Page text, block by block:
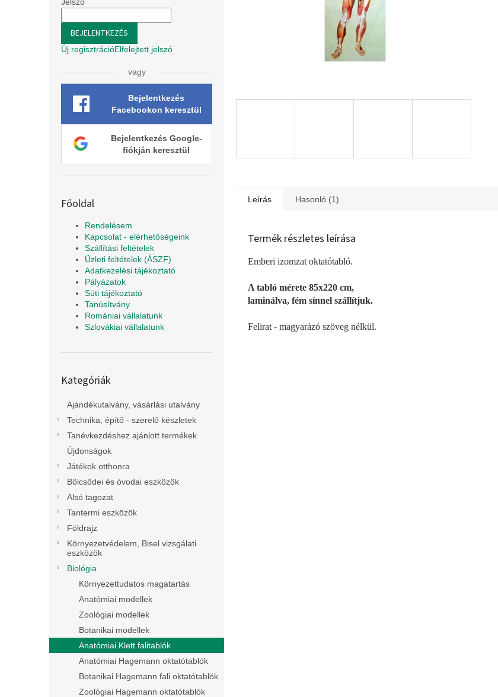
BEJELENTKEZÉS
Új regisztrációElfelejtett jelszó
vagy
Bejelentkezés
Facebookon keresztül
Bejelentkezés Google-
fiókján keresztül
Főoldal
Rendelésem
Kapcsolat - elérhetőségeink
Szállítási feltételek
Üzleti feltételek (ÁSZF)
Adatkezelési tájékoztató
Pályázatok
Süti tájékoztató
Tanúsítvány
Romániai vállalatunk
Szlovákiai vállalatunk
átugrása
Kategóriák
Ajándékutalvány, vásárlási utalvány
Technika, építő - szerelő készletek
Tanévkezdéshez ajánlott termékek
Újdonságok
Játékok otthonra
Bölcsődei és óvodai eszközök
Alsó tagozat
Tantermi eszközök
Földrajz
Környezetvédelem, Bisel vizsgálati
eszközök
Biológia
Környezettudatos magatartás
Anatómiai modellek
Zoológiai modellek
Botanikai modellek
Anatómiai Klett falitablók
Anatómiai Hagemann oktatótablók
Botanikai Hagemann fali oktatótablók
Zoológiai Hagemann oktatótablók
Leírás Hasonló (1)
Termék részletes leírása
Emberi izomzat oktatótabló.
A tabló mérete 85x220 cm,
laminálva, fém sínnel szállítjuk.
Felirat - magyarázó szöveg nélkül.